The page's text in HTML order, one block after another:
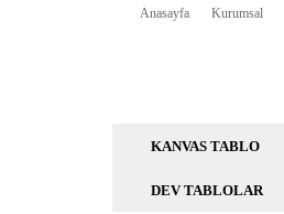
Anasayfa Kurumsal
KANVAS TABLO
DEV TABLOLAR